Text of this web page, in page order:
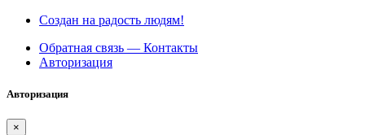
Создан на радость людям!
Обратная связь — Контакты
Авторизация
Авторизация
×